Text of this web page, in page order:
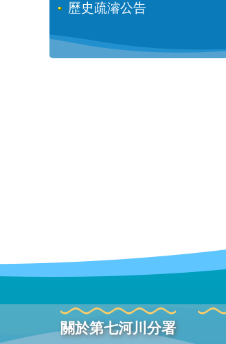
歷史疏濬公告
關於第七河川分署